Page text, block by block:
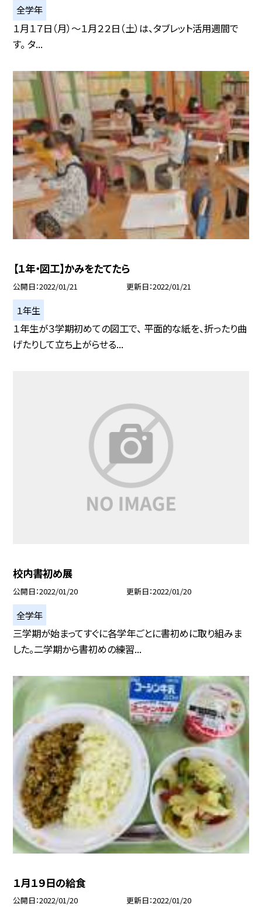
全学年
１月１７日（月）〜１月２２日（土）は、タブレット活用週間で
す。 タ...
【１年・図工】かみをたてたら
公開日 2022/01/21 更新日 2022/01/21
１年生
１年生が３学期初めての図工で、 平面的な紙を、折ったり曲
げたりして立ち上がらせる...
校内書初め展
公開日 2022/01/20 更新日 2022/01/20
全学年
三学期が始まってすぐに各学年ごとに書初めに取り組みま
した。二学期から書初めの練習...
１月１９日の給食
公開日 2022/01/20 更新日 2022/01/20